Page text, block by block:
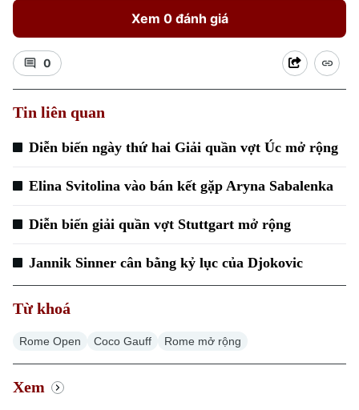
Chuyên mục
Thời sự
Hà Nội
Chính trị
Nhịp sống Hà Nội
Thế giới
Xem 0 đánh giá
0
Tin liên quan
Diễn biến ngày thứ hai Giải quần vợt Úc mở rộng
Elina Svitolina vào bán kết gặp Aryna Sabalenka
Diễn biến giải quần vợt Stuttgart mở rộng
Jannik Sinner cân bằng kỷ lục của Djokovic
Từ khoá
Rome Open Coco Gauff Rome mở rộng
Xem